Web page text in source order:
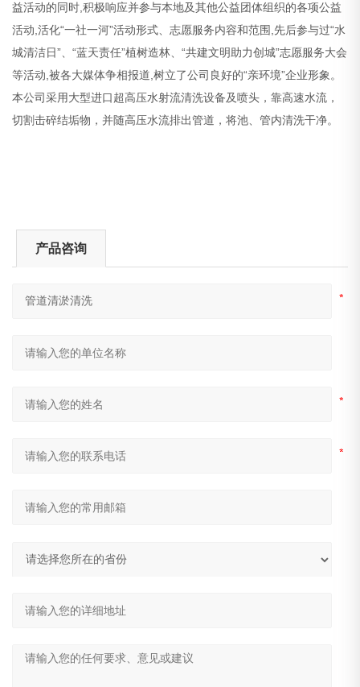
益活动的同时,积极响应并参与本地及其他公益团体组织的各项公益
活动,活化“一社一河”活动形式、志愿服务内容和范围,先后参与过“水
城清洁日”、“蓝天责任”植树造林、“共建文明助力创城”志愿服务大会
等活动,被各大媒体争相报道,树立了公司良好的“亲环境”企业形象。
本公司采用大型进口超高压水射流清洗设备及喷头，靠高速水流，
切割击碎结垢物，并随高压水流排出管道，将池、管内清洗干净。
产品咨询